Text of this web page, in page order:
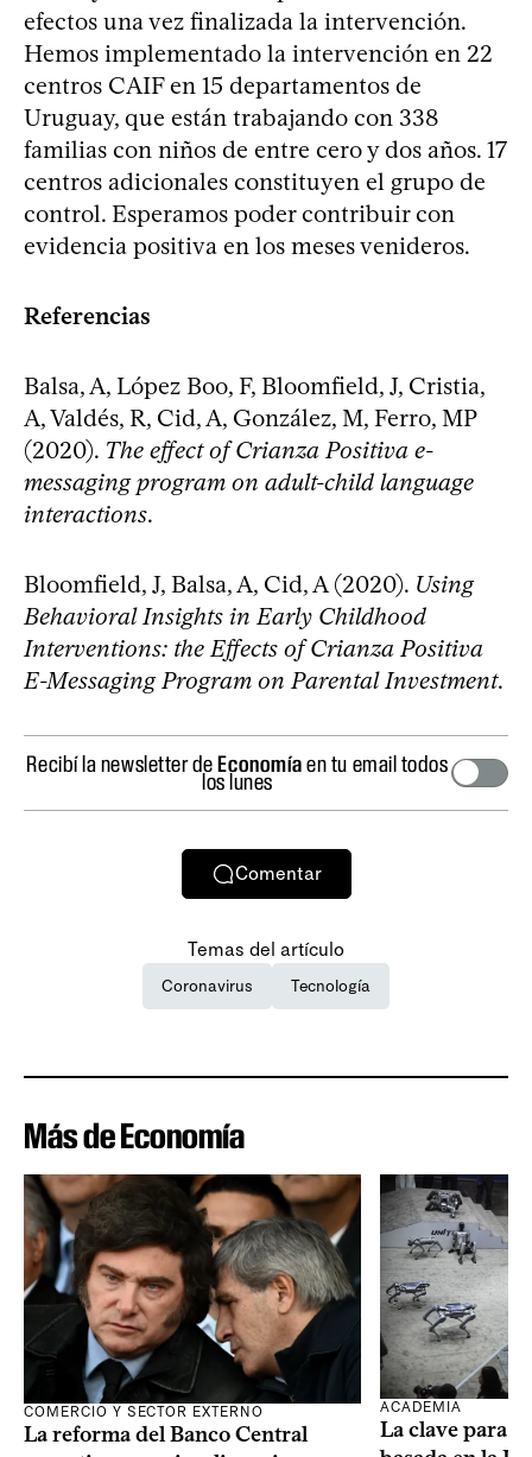
efectos una vez finalizada la intervención.
Hemos implementado la intervención en 22
centros CAIF en 15 departamentos de
Uruguay, que están trabajando con 338
familias con niños de entre cero y dos años. 17
centros adicionales constituyen el grupo de
control. Esperamos poder contribuir con
evidencia positiva en los meses venideros.
Referencias
Balsa, A, López Boo, F, Bloomfield, J, Cristia,
A, Valdés, R, Cid, A, González, M, Ferro, MP
(2020). The effect of Crianza Positiva e-
messaging program on adult-child language
interactions.
Bloomfield, J, Balsa, A, Cid, A (2020). Using
Behavioral Insights in Early Childhood
Interventions: the Effects of Crianza Positiva
E-Messaging Program on Parental Investment.
Recibí la newsletter deEconomíaen tu email todos
los lunes
Comentar
Temas del artículo
Coronavirus Tecnología
Más de Economía
COMERCIO Y SECTOR EXTERNO
La reforma del Banco Central
ACADEMIA
La clave para